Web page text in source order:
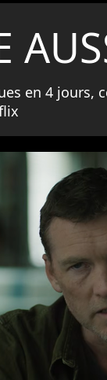
en 4 jours,